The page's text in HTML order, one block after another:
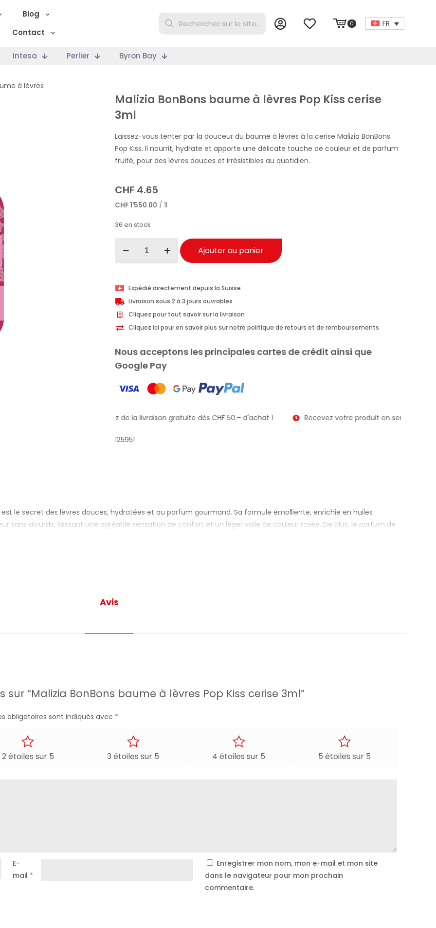
Blog
Contact
0 FR
Intesa Perlier Byron Bay
à lèvres
Malizia BonBons baume à lèvres Pop Kiss cerise
3ml
Laissez-vous tenter par la douceur du baume à lèvres à la cerise Malizia BonBons
Pop Kiss. Il nourrit, hydrate et apporte une délicate touche de couleur et de parfum
fruité, pour des lèvres douces et irrésistibles au quotidien.
CHF 4.65
CHF1'550.00 / 1l
36 en stock
baume
à
lèvres
Pop
cerise
3ml
Ajouter au panier
Expédié directement depuis la Suisse
Livraison sous 2 à 3 jours ouvrables
Cliquez pour tout savoir sur la livraison
Cliquez ici pour en savoir plus sur notre politique de retours et de remboursements
Nous acceptons les principales cartes de crédit ainsi que
Google Pay
Profitez de la livraison gratuite dès CHF 50.– d'achat ! Recevez votre produit en seulement 2
125951
est le secret des lèvres douces, hydratées et au parfum gourmand. Sa formule émolliente, enrichie en huiles
sans alourdir, laissant une agréable sensation de confort et un léger voile de couleur rosée. De plus, le parfum de
dès le premier sourire.
hydratées et parfumées tout au long de la journée ?
en fait un produit idéal pour toute la famille. En conclusion, un geste de beauté quotidien qui allie soin,
– PRINCIPAUX BÉNÉFICES
Avis
“Malizia BonBons baume à lèvres Pop Kiss cerise 3ml”
obligatoires sont indiqués avec *
2 étoiles sur 5 3 étoiles sur 5 4 étoiles sur 5 5 étoiles sur 5
E-
mail *
Enregistrer mon nom, mon e-mail et mon site
dans le navigateur pour mon prochain
commentaire.